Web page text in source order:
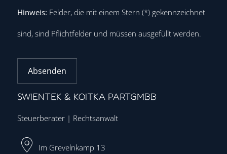
Hinweis: Felder, die mit einem Stern (*) gekennzeichnet
sind, sind Pflichtfelder und müssen ausgefüllt werden.
Absenden
SWIENTEK & KOITKA PARTGMBB
Steuerberater | Rechtsanwalt
Im Grevelnkamp 13